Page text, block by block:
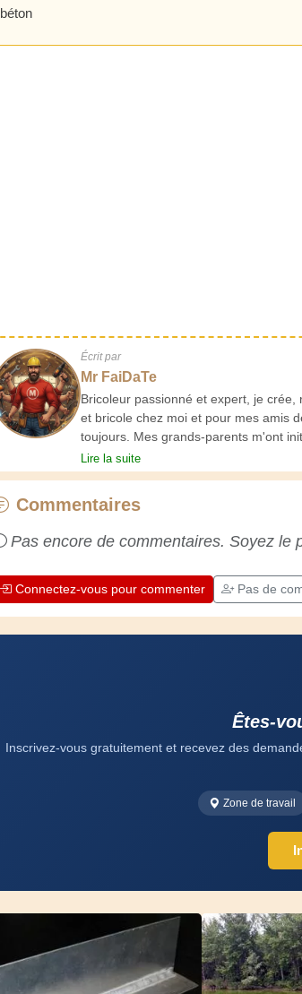
béton
Écrit par
Mr FaiDaTe
Bricoleur passionné et expert, je crée,
et bricole chez moi et pour mes amis
toujours. Mes grands-parents m'ont
jeune, et depuis, j'ai acquis une riche
expérience. L'expérience est
apprécier le dévouement des artisans
chaque jour est une occasion de
Lire la suite
Commentaires
Pas encore de commentaires. Soyez le
Connectez-vous pour commenter Pas de
Êtes-
Inscrivez-vous gratuitement et recevez des
Zone de travail